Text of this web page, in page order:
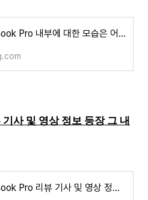
M2 MacBook Pro 내부에 대한 모습은 어떻게 생겼을까?
사 및 영상 정보 등장 그 내
M2 MacBook Pro 리뷰 기사 및 영상 정보 등장 그 내용은?